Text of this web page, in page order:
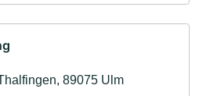
89075 Ulm